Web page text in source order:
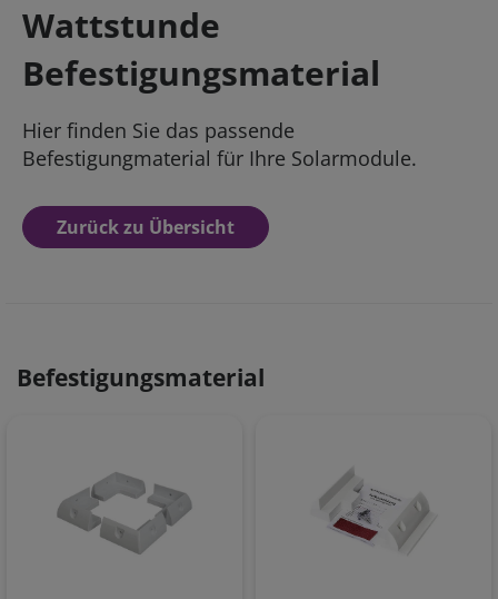
Wattstunde
Befestigungsmaterial
Hier finden Sie das passende
Befestigungmaterial für Ihre Solarmodule.
Zurück zu Übersicht
Befestigungsmaterial